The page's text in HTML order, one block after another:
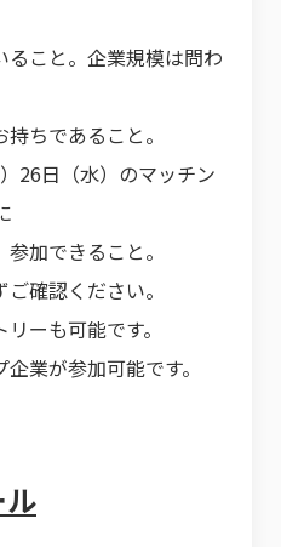
ること。企業規模は問わ
ちであること。
26日（水）のマッチン
加できること。
確認ください。
ーも可能です。
業が参加可能です。